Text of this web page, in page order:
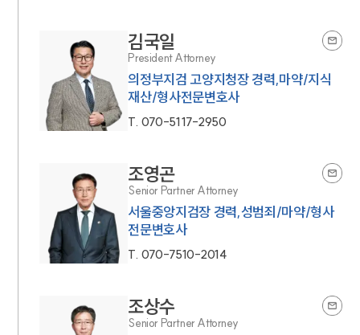
김국일
President Attorney
의정부지검 고양지청장 경력,마약/지식
재산/형사전문변호사
T. 070-5117-2950
조영곤
Senior Partner Attorney
서울중앙지검장 경력,성범죄/마약/형사
전문변호사
T. 070-7510-2014
조상수
Senior Partner Attorney